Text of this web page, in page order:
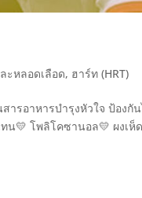
ะหลอดเลือด, ฮาร์ท (HRT)
รอาหารบำรุงหัวใจ ป้องกั
💛 โพลิโคซานอล💛 ผงเ